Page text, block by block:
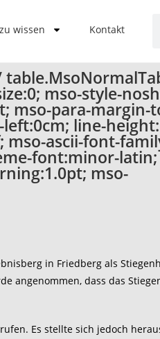
wissen Kontakt
mso-style-
mso-para-margin-
line-
ascii-font-
font:minor-
mso-
in Friedberg als
angenommen, dass das
Es stellte sich jedoch